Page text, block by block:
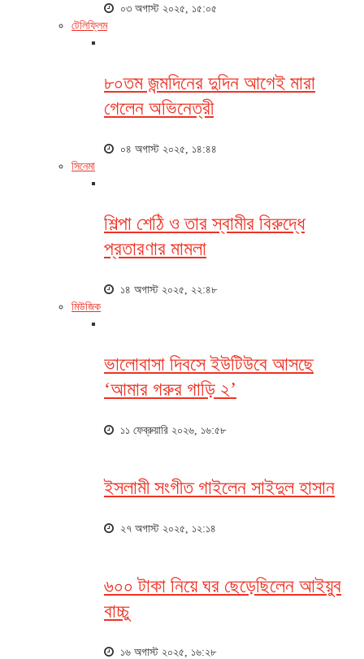
০৩ অগাস্ট ২০২৫, ১৫:০৫
টেলিফ্লিম
৮০তম জন্মদিনের দুদিন আগেই মারা
গেলেন অভিনেত্রী
০৪ অগাস্ট ২০২৫, ১৪:৪৪
সিনেমা
শিল্পা শেঠি ও তার স্বামীর বিরুদ্ধে
প্রতারণার মামলা
১৪ অগাস্ট ২০২৫, ২২:৪৮
মিউজিক
ভালোবাসা দিবসে ইউটিউবে আসছে
‘আমার গরুর গাড়ি ২’
১১ ফেব্রুয়ারি ২০২৬, ১৬:৫৮
ইসলামী সংগীত গাইলেন সাইদুল হাসান
২৭ অগাস্ট ২০২৫, ১২:১৪
৬০০ টাকা নিয়ে ঘর ছেড়েছিলেন আইয়ুব
বাচ্চু
১৬ অগাস্ট ২০২৫, ১৬:২৮